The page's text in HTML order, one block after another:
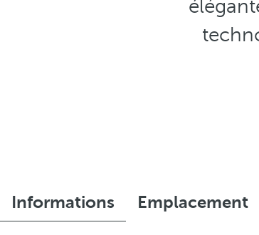
Informations Emplacement